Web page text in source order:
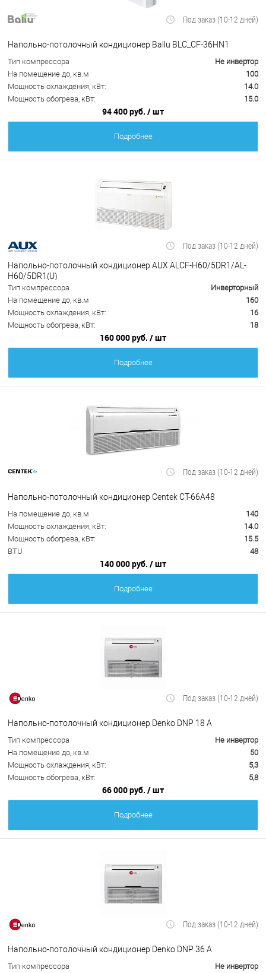
Под заказ (10-12 дней)
Напольно-потолочный кондиционер Ballu BLC_CF-36HN1
Тип компрессора
Не инвертор
На помещение до, кв.м
100
Мощность охлаждения, кВт:
14.0
Мощность обогрева, кВт:
15.0
94 400 руб. / шт
Подробнее
Под заказ (10-12 дней)
Напольно-потолочный кондиционер AUX ALCF-H60/5DR1/AL-
H60/5DR1(U)
Тип компрессора
Инверторный
На помещение до, кв.м
160
Мощность охлаждения, кВт:
16
Мощность обогрева, кВт:
18
160 000 руб. / шт
Подробнее
Под заказ (10-12 дней)
Напольно-потолочный кондиционер Centek CT-66A48
На помещение до, кв.м
140
Мощность охлаждения, кВт:
14.0
Мощность обогрева, кВт:
15.5
BTU
48
140 000 руб. / шт
Подробнее
Под заказ (10-12 дней)
Напольно-потолочный кондиционер Denko DNP 18 А
Тип компрессора
Не инвертор
На помещение до, кв.м
50
Мощность охлаждения, кВт:
5,3
Мощность обогрева, кВт:
5,8
66 000 руб. / шт
Подробнее
Под заказ (10-12 дней)
Напольно-потолочный кондиционер Denko DNP 36 А
Тип компрессора
Не инвертор